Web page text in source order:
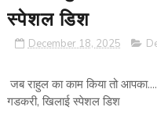
स्पेशल डिश
December 18, 2025
जब राहुल का काम किया तो
गडकरी, खिलाई स्पेशल डिश